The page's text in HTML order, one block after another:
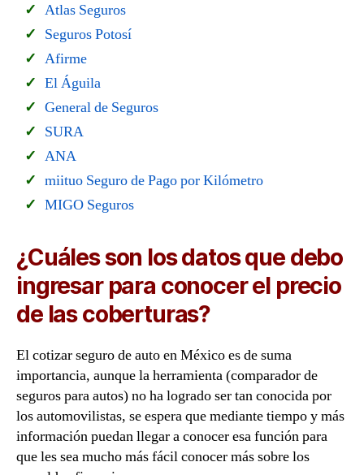
Atlas Seguros
Seguros Potosí
Afirme
El Águila
General de Seguros
SURA
ANA
miituo Seguro de Pago por Kilómetro
MIGO Seguros
¿Cuáles son los datos que debo
ingresar para conocer el precio
de las coberturas?
El cotizar seguro de auto en México es de suma
importancia, aunque la herramienta (comparador de
seguros para autos) no ha logrado ser tan conocida por
los automovilistas, se espera que mediante tiempo y más
información puedan llegar a conocer esa función para
que les sea mucho más fácil conocer más sobre los